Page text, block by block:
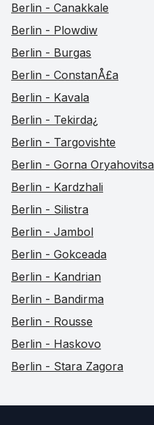
Berlin - Canakkale
Berlin - Plowdiw
Berlin - Burgas
Berlin - ConstanÅ£a
Berlin - Kavala
Berlin - Tekirda¿
Berlin - Targovishte
Berlin - Gorna Oryahovitsa
Berlin - Kardzhali
Berlin - Silistra
Berlin - Jambol
Berlin - Gokceada
Berlin - Kandrian
Berlin - Bandirma
Berlin - Rousse
Berlin - Haskovo
Berlin - Stara Zagora